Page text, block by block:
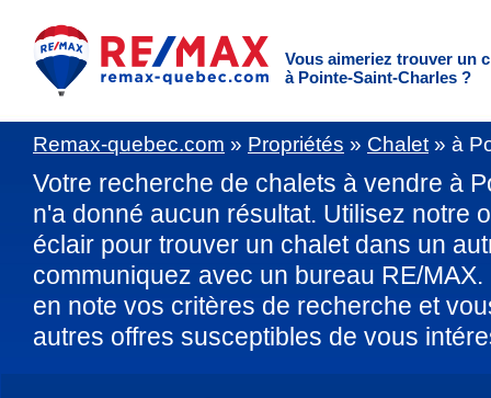
Vous aimeriez trouver un
à Pointe-Saint-Charles ?
Remax-quebec.com » Propriétés » Chalet » à
Votre recherche de chalets à vendre à
n'a donné aucun résultat. Utilisez notre
éclair pour trouver un chalet dans un
communiquez avec un bureau RE/
en note vos critères de recherche et
autres offres susceptibles de vous